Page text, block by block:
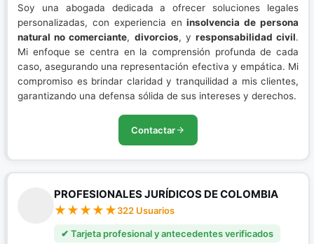
Soy una abogada dedicada a ofrecer soluciones legales
personalizadas, con experiencia eninsolvencia de persona
natural no comerciante, divorcios, y responsabilidad civil.
Mi enfoque se centra en la comprensión profunda de cada
caso, asegurando una representación efectiva y empática. Mi
compromiso es brindar claridad y tranquilidad a mis clientes,
garantizando una defensa sólida de sus intereses y derechos.
Contactar
PROFESIONALES JURÍDICOS DE COLOMBIA
322 Usuarios
✔ Tarjeta profesional y antecedentes verificados